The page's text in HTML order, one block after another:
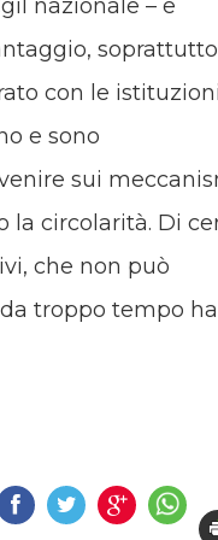
nazionale – e
soprattutto
con le
e sono
sui
la circolarità. Di
che non può
troppo tempo ha